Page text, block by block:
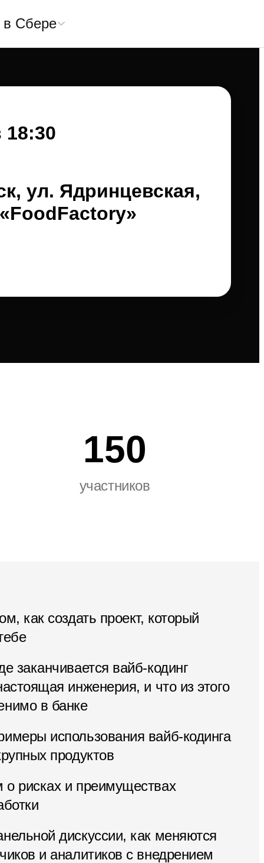
в Сбере
18:30
ул. Ядринцевская,
150
участников
как создать проект, который
заканчивается вайб-кодинг
инженерия, и что из этого
в банке
использования вайб-кодинга
продуктов
рисках и преимуществах
дискуссии, как меняются
и аналитиков с внедрением